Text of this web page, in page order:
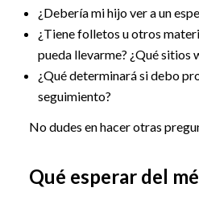
¿Debería mi hijo ver a un
¿Tiene folletos u otros
pueda llevarme? ¿Qué sitios
¿Qué determinará si debo
seguimiento?
No dudes en hacer otras
Qué esperar del